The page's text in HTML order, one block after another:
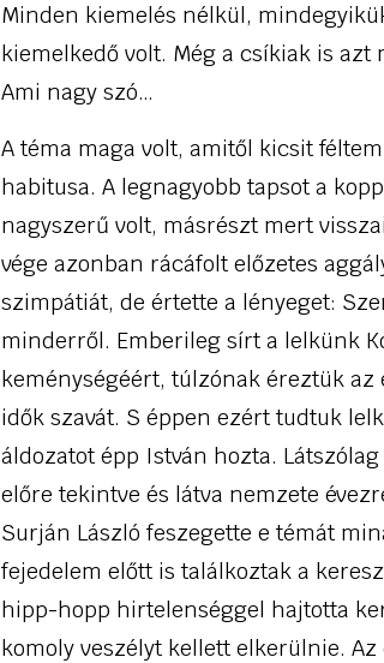
Minden kiemelés nélkül,
kiemelkedő volt. Még a csíkiak is
Ami nagy szó…
A téma maga volt, amitől kicsit
habitusa. A legnagyobb tapsot a
nagyszerű volt, másrészt mert
vége azonban rácáfolt előzetes
szimpátiát, de értette a lényeget:
minderről. Emberileg sírt a lelkünk
keménységéért, túlzónak éreztük
idők szavát. S éppen ezért tudtuk
áldozatot épp István hozta.
előre tekintve és látva nemzete
Surján László feszegette e témát
fejedelem előtt is találkoztak a
hipp-hopp hirtelenséggel hajtotta
komoly veszélyt kellett elkerülnie.